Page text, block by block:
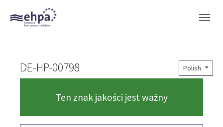
Skip to main navigation
Skip to main content
Skip to page footer
Polish
DE-HP-00798
Ten znak jakości jest ważny